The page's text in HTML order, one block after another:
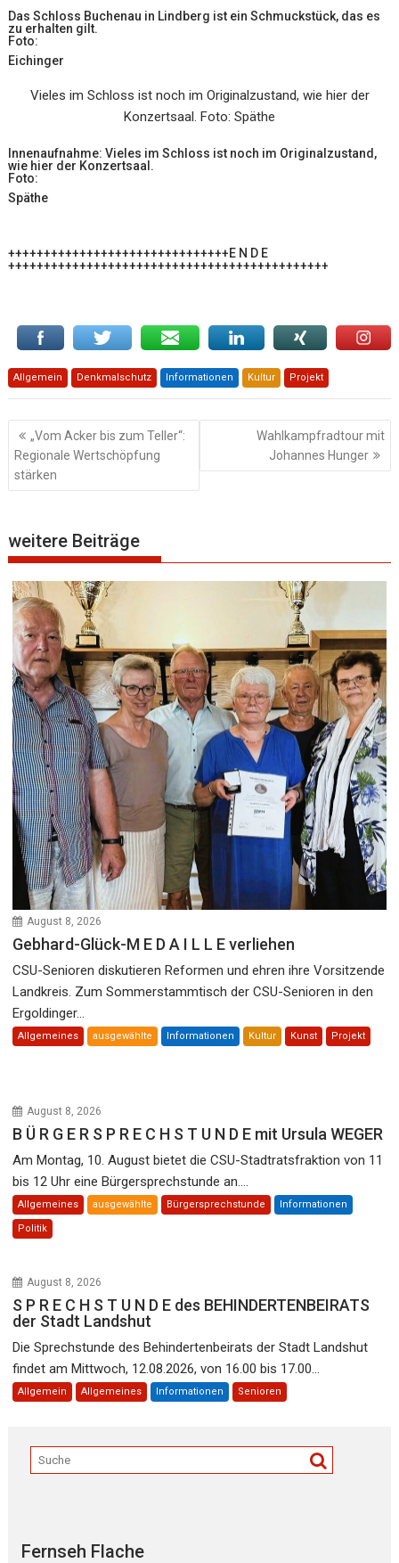
Das Schloss Buchenau in Lindberg ist ein Schmuckstück, das es
zu erhalten gilt.
Foto:
Eichinger
Vieles im Schloss ist noch im Originalzustand, wie hier der
Konzertsaal. Foto: Späthe
Innenaufnahme: Vieles im Schloss ist noch im Originalzustand,
wie hier der Konzertsaal.
Foto:
Späthe
+++++++++++++++++++++++++++++++E N D E
+++++++++++++++++++++++++++++++++++++++++++++
Allgemein Denkmalschutz Informationen Kultur Projekt
Beitragsnavigation
„Vom Acker bis zum Teller“:
Regionale Wertschöpfung
stärken
Wahlkampfradtour mit
Johannes Hunger
weitere Beiträge
August 8, 2026
Gebhard-Glück-M E D A I L L E verliehen
CSU-Senioren diskutieren Reformen und ehren ihre Vorsitzende
Landkreis. Zum Sommerstammtisch der CSU-Senioren in den
Ergoldinger...
Allgemeines ausgewählte Informationen Kultur Kunst Projekt
August 8, 2026
B Ü R G E R S P R E C H S T U N D E mit Ursula WEGER
Am Montag, 10. August bietet die CSU-Stadtratsfraktion von 11
bis 12 Uhr eine Bürgersprechstunde an....
Allgemeines ausgewählte Bürgersprechstunde Informationen
Politik
August 8, 2026
S P R E C H S T U N D E des BEHINDERTENBEIRATS
der Stadt Landshut
Die Sprechstunde des Behindertenbeirats der Stadt Landshut
findet am Mittwoch, 12.08.2026, von 16.00 bis 17.00...
Allgemein Allgemeines Informationen Senioren
Fernseh Flache